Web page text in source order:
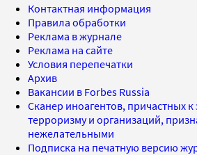
Контактная информация
Правила обработки
Реклама в журнале
Реклама на сайте
Условия перепечатки
Архив
Вакансии в Forbes Russia
Сканер иноагентов, причастных к
терроризму и организаций,
нежелательными
Подписка на печатную версию